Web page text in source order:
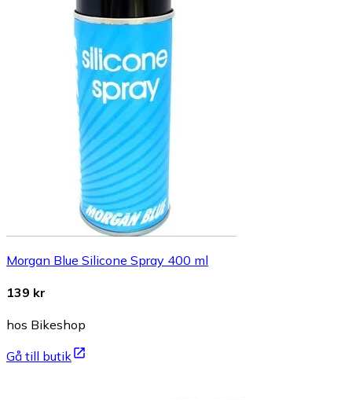
Morgan Blue Silicone Spray 400 ml
139 kr
hos Bikeshop
Gå till butik